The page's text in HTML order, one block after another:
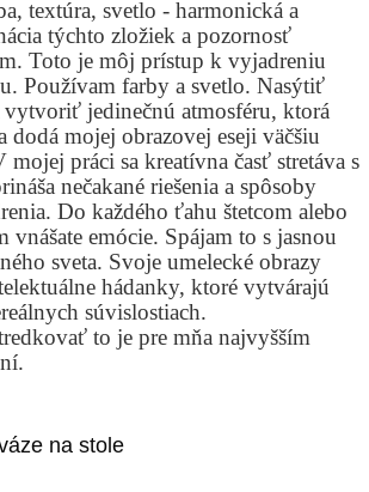
textúra, svetlo - harmonická a
týchto zložiek a pozornosť
Toto je môj prístup k vyjadreniu
Používam farby a svetlo. Nasýtiť
vytvoriť jedinečnú atmosféru, ktorá
dodá mojej obrazovej eseji väčšiu
práci sa kreatívna časť stretáva s
nečakané riešenia a spôsoby
Do každého ťahu štetcom alebo
vnášate emócie. Spájam to s jasnou
sveta. Svoje umelecké obrazy
hádanky, ktoré vytvárajú
súvislostiach.
to je pre mňa najvyšším
na stole